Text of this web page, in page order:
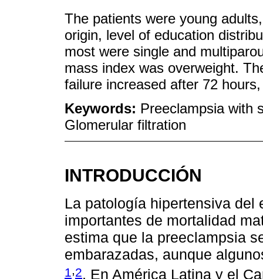
The patients were young
origin, level of education
most were single and
mass index was overweight.
failure increased after 72
Keywords: Preeclampsia with
Glomerular filtration
INTRODUCCIÓN
La patología hipertensiva del
importantes de mortalidad
estima que la preeclampsia
embarazadas, aunque
1,2. En América Latina y el